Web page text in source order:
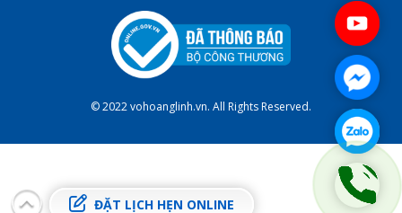
© 2022 vohoanglinh.vn. All Rights Reserved.
ĐẶT LỊCH HẸN ONLINE